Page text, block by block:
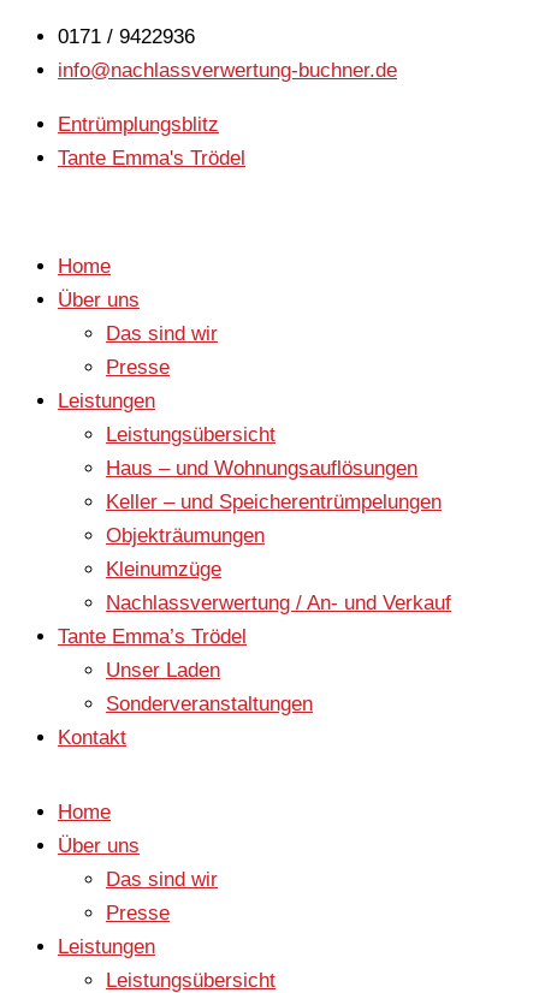
0171 / 9422936
info@nachlassverwertung-buchner.de
Entrümplungsblitz
Tante Emma's Trödel
Home
Über uns
Das sind wir
Presse
Leistungen
Leistungsübersicht
Haus – und Wohnungsauflösungen
Keller – und Speicherentrümpelungen
Objekträumungen
Kleinumzüge
Nachlassverwertung / An- und Verkauf
Tante Emma’s Trödel
Unser Laden
Sonderveranstaltungen
Kontakt
Home
Über uns
Das sind wir
Presse
Leistungen
Leistungsübersicht